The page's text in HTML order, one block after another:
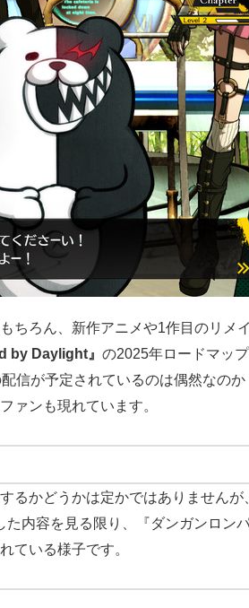
ちろん、新作アニメや1作目のリメ
by Daylight』 の2025年ロードマッ
信が予定されているのは偶然なのか
ァンも現れています。
るかどうかは定かではありませんが、
た内容を見る限り、『ダンガンロン
ている様子です。